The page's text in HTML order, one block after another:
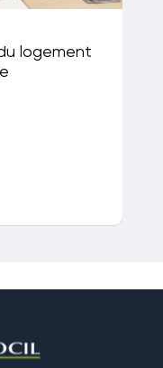
logement